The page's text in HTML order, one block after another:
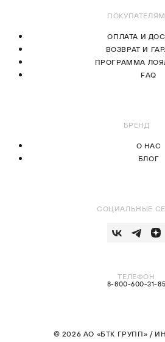
СОЦИАЛЬНЫЕ
ТЕЛЕФОН
8-800-600-31-85
ПОКУПАТЕЛЯМ
ОПЛАТА И
ВОЗВРАТ И
ПРОГРАММА
FAQ
БРЕНД
О НАС
БЛОГ
© 2026 АО «БТК ГРУПП» /